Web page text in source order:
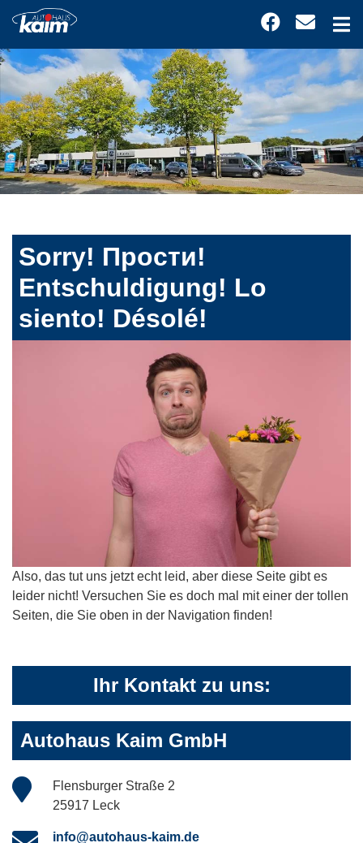
Sorry! Прости!
Entschuldigung! Lo
siento! Désolé!
Also, das tut uns jetzt echt leid, aber diese Seite gibt es
leider nicht! Versuchen Sie es doch mal mit einer der tollen
Seiten, die Sie oben in der Navigation finden!
Ihr Kontakt zu uns:
Autohaus Kaim GmbH
Flensburger Straße 2
25917 Leck
info@autohaus-kaim.de